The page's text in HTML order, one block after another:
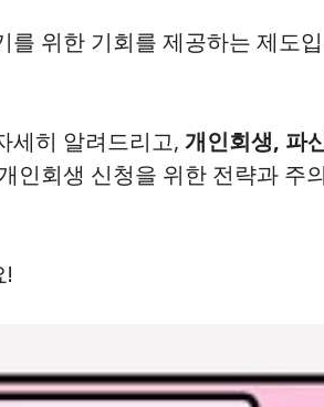
위한 기회를 제공하는 제도
세히 알려드리고, 개인회생, 파
회생 신청을 위한 전략과 주
!